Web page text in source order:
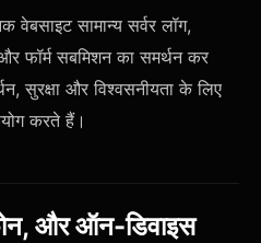
वेबसाइट सामान्य सर्वर लॉग,
फॉर्म सबमिशन का समर्थन कर
सुरक्षा और विश्वसनीयता के लिए
करते हैं।
और ऑन-डिवाइस